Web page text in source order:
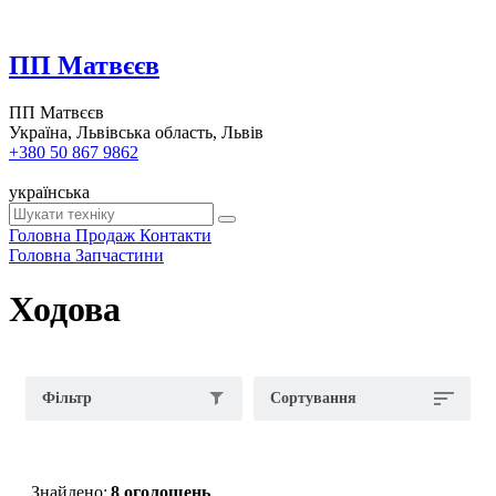
ПП Матвєєв
ПП Матвєєв
Україна, Львівська область, Львів
+380 50 867 9862
українська
Головна Продаж Контакти
Головна Запчастини
Ходова
Фільтр Сортування
Знайдено: 8 оголошень